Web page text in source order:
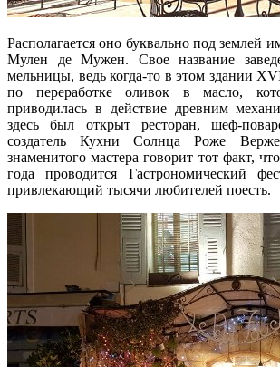
Располагается оно буквально под землей
Мулен де Мужен. Свое название
мельницы, ведь когда-то в этом здании
по переработке оливок в масло,
приводилась в действие древним
здесь был открыт ресторан, шеф-
создатель Кухни Солнца Роже
знаменитого мастера говорит тот факт,
года проводится Гастрономический
привлекающий тысячи любителей поесть.